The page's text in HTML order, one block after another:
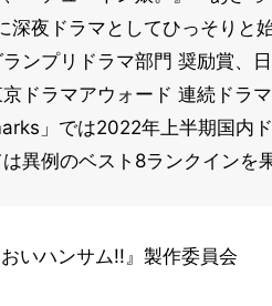
深夜ドラマとしてひっそりと
ランプリドラマ部門 奨励賞、
ドラマアウォード 連続ドラ
」では2022年上半期国内
は異例のベスト8ランクインを
いハンサム!!』製作委員会